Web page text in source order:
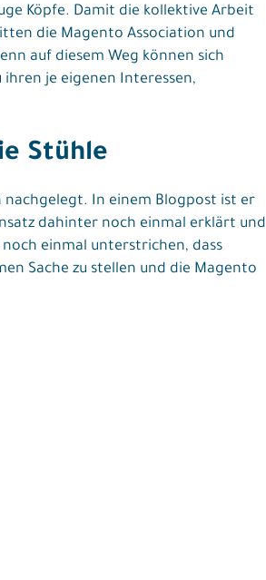
Köpfe. Damit die kollektive Arbeit
die Magento Association und
auf diesem Weg können sich
je eigenen Interessen,
Stühle
In einem Blogpost ist er
dahinter noch einmal erklärt und
einmal unterstrichen, dass
Sache zu stellen und die Magento